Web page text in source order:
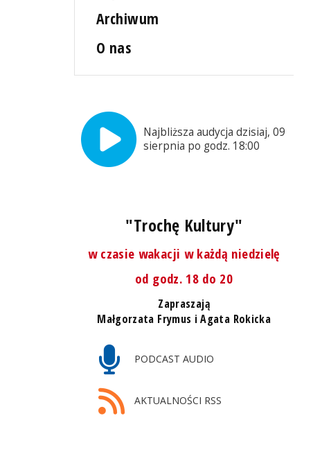
Archiwum
O nas
Najbliższa audycja dzisiaj, 09
sierpnia po godz. 18:00
"Trochę Kultury"
w czasie wakacji w każdą niedzielę
od godz. 18 do 20
Zapraszają
Małgorzata Frymus i Agata Rokicka
PODCAST AUDIO
AKTUALNOŚCI RSS